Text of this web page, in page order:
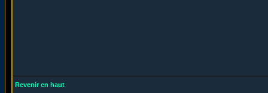
Revenir en haut